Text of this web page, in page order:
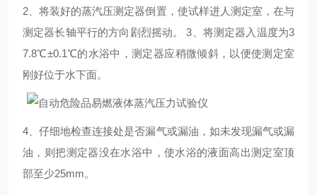
2、将装好的蒸汽压测定器倒置，使试样进人测定室，在与
测定器长轴平行的方向剧烈摇动。 3、将测定器入温度为3
7.8℃±0.1℃的水浴中，测定器应稍微倾斜，以便使测定室
刚好位于水下面。
4、仔细地检查连接处是否漏气或漏油，如未发现漏气或漏
油，则把测定器没在水浴中，使水浴的液面高出测定室顶
部至少25mm。